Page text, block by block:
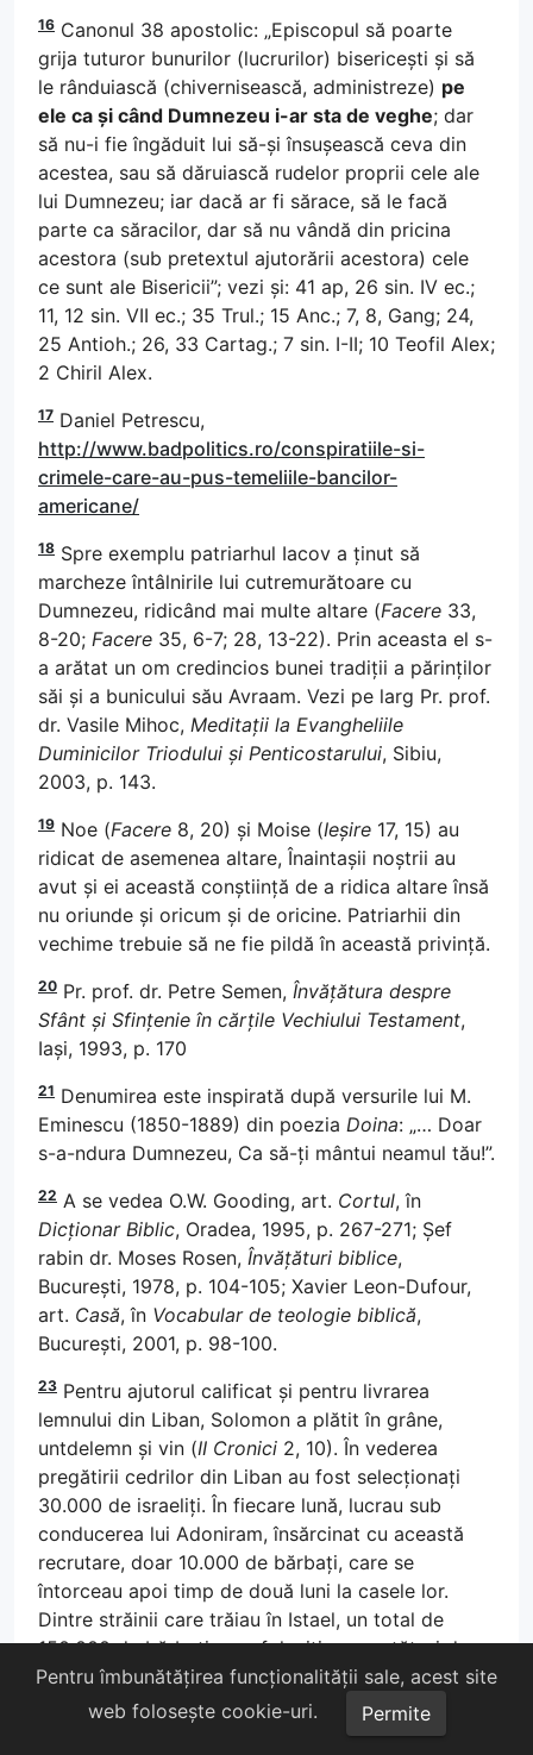
16 Canonul 38 apostolic: „Episcopul să poarte
grija tuturor bunurilor (lucrurilor) bisericești și să
le rânduiască (chivernisească, administreze) pe
ele ca și când Dumnezeu i-ar sta de veghe; dar
să nu-i fie îngăduit lui să-și însușească ceva din
acestea, sau să dăruiască rudelor proprii cele ale
lui Dumnezeu; iar dacă ar fi sărace, să le facă
parte ca săracilor, dar să nu vândă din pricina
acestora (sub pretextul ajutorării acestora) cele
ce sunt ale Bisericii”; vezi și: 41 ap, 26 sin. IV ec.;
11, 12 sin. VII ec.; 35 Trul.; 15 Anc.; 7, 8, Gang; 24,
25 Antioh.; 26, 33 Cartag.; 7 sin. I-II; 10 Teofil Alex;
2 Chiril Alex.
17 Daniel Petrescu,
http://www.badpolitics.ro/conspiratiile-si-
crimele-care-au-pus-temeliile-bancilor-
americane/
18 Spre exemplu patriarhul Iacov a ținut să
marcheze întâlnirile lui cutremurătoare cu
Dumnezeu, ridicând mai multe altare (Facere 33,
8-20; Facere 35, 6-7; 28, 13-22). Prin aceasta el s-
a arătat un om credincios bunei tradiții a părinților
săi și a bunicului său Avraam. Vezi pe larg Pr. prof.
dr. Vasile Mihoc, Meditații la Evangheliile
Duminicilor Triodului și Penticostarului, Sibiu,
2003, p. 143.
19 Noe (Facere 8, 20) și Moise (Ieșire 17, 15) au
ridicat de asemenea altare, Înaintașii noștrii au
avut și ei această conștiință de a ridica altare însă
nu oriunde și oricum și de oricine. Patriarhii din
vechime trebuie să ne fie pildă în această privință.
20 Pr. prof. dr. Petre Semen, Învățătura despre
Sfânt și Sfințenie în cărțile Vechiului Testament,
Iași, 1993, p. 170
21 Denumirea este inspirată după versurile lui M.
Eminescu (1850-1889) din poezia Doina: „… Doar
s-a-ndura Dumnezeu, Ca să-ți mântui neamul tău!”.
22 A se vedea O.W. Gooding, art. Cortul, în
Dicționar Biblic, Oradea, 1995, p. 267-271; Șef
rabin dr. Moses Rosen, Învățături biblice,
București, 1978, p. 104-105; Xavier Leon-Dufour,
art. Casă, în Vocabular de teologie biblică,
București, 2001, p. 98-100.
23 Pentru ajutorul calificat și pentru livrarea
lemnului din Liban, Solomon a plătit în grâne,
untdelemn și vin (II Cronici 2, 10). În vederea
pregătirii cedrilor din Liban au fost selecționați
30.000 de israeliți. În fiecare lună, lucrau sub
conducerea lui Adoniram, însărcinat cu această
recrutare, doar 10.000 de bărbați, care se
întorceau apoi timp de două luni la casele lor.
Dintre străinii care trăiau în Istael, un total de
150.000 de bărbați erau folosiți, ca purtători de
poveri (70.000) și cioplitori în piatră (80.000) la
care se adăugau 3.600 supraveghetori care erau
israeliți. O mențiune interesantă o găsim laII
Pentru îmbunătățirea funcționalității sale, acest site
web folosește cookie-uri.
Permite